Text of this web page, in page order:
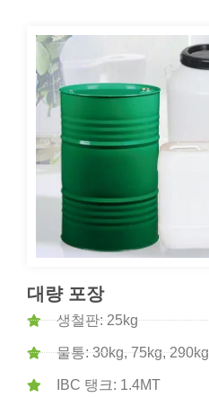
대량 포장
생철판: 25kg
물통: 30kg, 75kg, 290kg
IBC 탱크: 1.4MT